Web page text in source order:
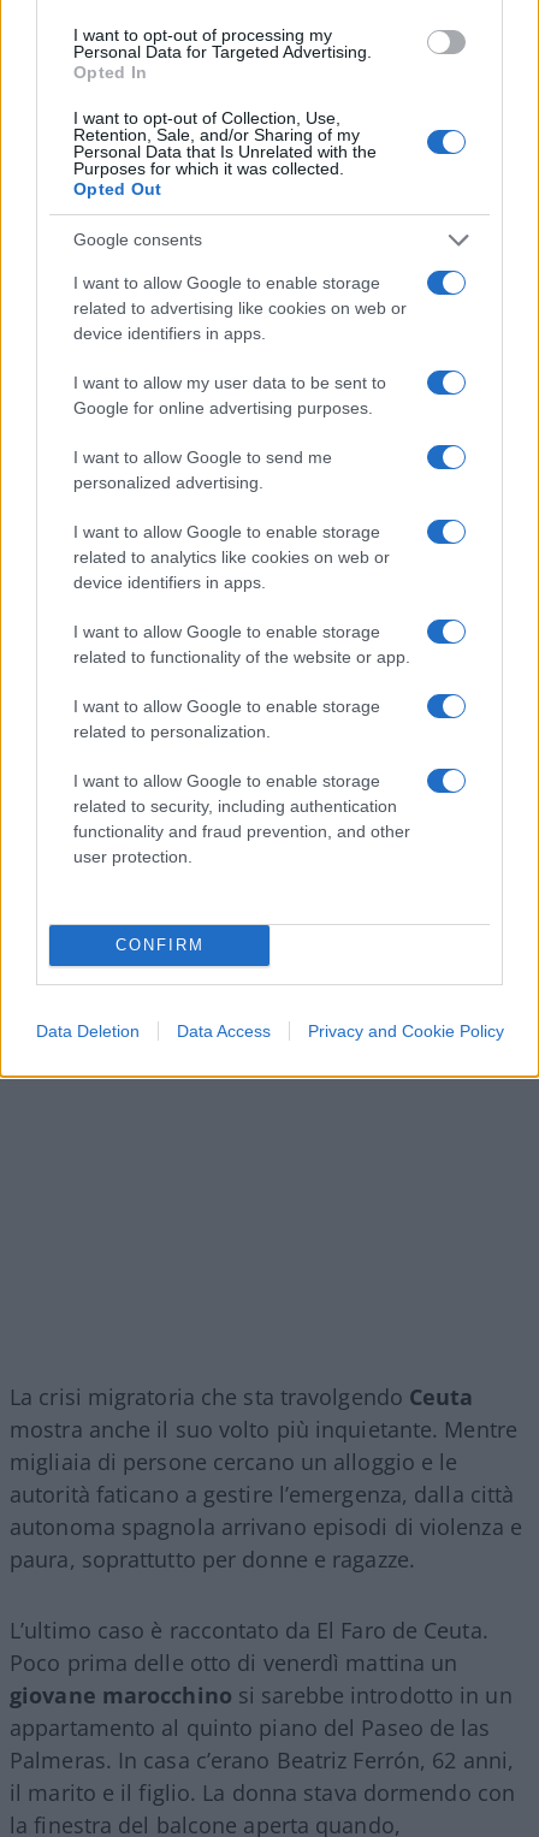
I want to opt-out of processing my
Personal Data for Targeted Advertising.
Opted In
I want to opt-out of Collection, Use,
Retention, Sale, and/or Sharing of my
Personal Data that Is Unrelated with the
Purposes for which it was collected.
Opted Out
Google consents
I want to allow Google to enable storage
related to advertising like cookies on web or
device identifiers in apps.
I want to allow my user data to be sent to
Google for online advertising purposes.
I want to allow Google to send me
personalized advertising.
I want to allow Google to enable storage
related to analytics like cookies on web or
device identifiers in apps.
I want to allow Google to enable storage
related to functionality of the website or app.
I want to allow Google to enable storage
related to personalization.
I want to allow Google to enable storage
related to security, including authentication
functionality and fraud prevention, and other
user protection.
CONFIRM
Data Deletion Data Access Privacy and Cookie Policy
SEDUTE SATIRICHE
Ceuta, l’altra faccia
dell’invasione: “Mi sono
trovata un migrante in
mutande nel letto”
Il racconto choc di una donna spagnola. E scatta
l'allarme per le ragazze in strada: "Ho visto
Redazione
La crisi migratoria che sta travolgendo Ceuta
mostra anche il suo volto più inquietante. Mentre
migliaia di persone cercano un alloggio e le
autorità faticano a gestire l’emergenza, dalla città
autonoma spagnola arrivano episodi di violenza e
paura, soprattutto per donne e ragazze.
L’ultimo caso è raccontato da El Faro de Ceuta.
Poco prima delle otto di venerdì mattina un
giovane marocchino si sarebbe introdotto in un
appartamento al quinto piano del Paseo de las
Palmeras. In casa c’erano Beatriz Ferrón, 62 anni,
il marito e il figlio. La donna stava dormendo con
la finestra del balcone aperta quando,